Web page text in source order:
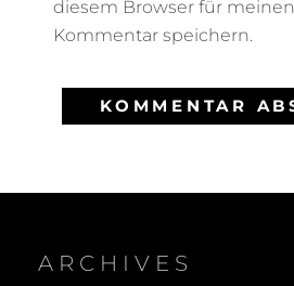
diesem Browser für
Kommentar speichern.
ARCHIVES